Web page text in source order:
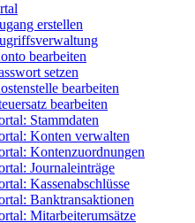
erstellen
bearbeiten
setzen
bearbeiten
bearbeiten
Stammdaten
Konten verwalten
Kontenzuordnungen
Journaleinträge
Kassenabschlüsse
Banktransaktionen
Mitarbeiterumsätze